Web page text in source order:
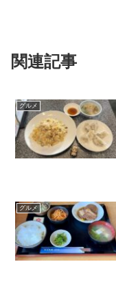
関連記事
グルメ
グルメ